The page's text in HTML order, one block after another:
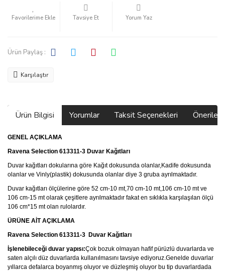
Tavsiye Et Yorum Yaz
Ürün Paylaş :
Karşılaştır
Ürün Bilgisi Yorumlar Taksit Seçenekleri
GENEL AÇIKLAMA
Ravena Selection 613311-3 Duvar Kağıtları
Duvar kağıtları dokularına göre Kağıt dokusunda olanlar,Kadife dokusunda
olanlar ve Vinly(plastik) dokusunda olanlar diye 3 gruba ayrılmaktadır.
Duvar kağıtları ölçülerine göre 52 cm-10 mt,70 cm-10 mt,106 cm-10 mt ve
106 cm-15 mt olarak çeşitlere ayrılmaktadır fakat en sıklıkla karşılaşılan ölçü
106 cm*15 mt olan rulolardır.
ÜRÜNE AİT AÇIKLAMA
Ravena Selection 613311-3 Duvar Kağıtları
İşlenebileceği duvar yapısı:Çok bozuk olmayan hafif pürüzlü duvarlarda ve
saten alçılı düz duvarlarda kullanılmasını tavsiye ediyoruz.Genelde duvarlar
yıllarca defalarca boyanmış oluyor ve düzleşmiş oluyor bu tip duvarlardada